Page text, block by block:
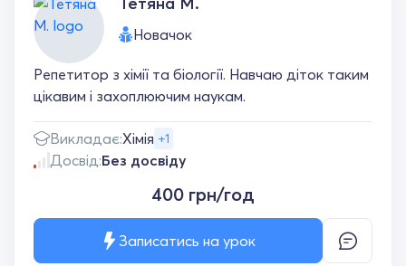
Новачок
Репетитор з хімії та біології. Навчаю діток таким
цікавим і захоплюючим наукам.
Викладає:Хімія +1
Досвід:Без досвіду
400 грн/год
Записатись на урок